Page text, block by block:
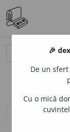
definiții (1)
🎉
De un
Cu o mică